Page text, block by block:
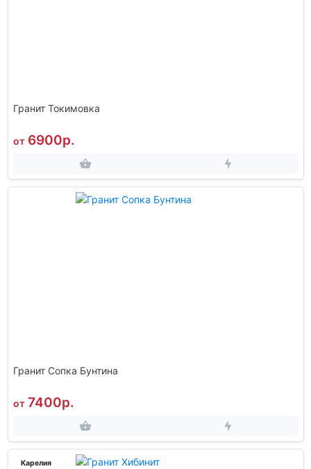
Гранит Токимовка
от 6900р.
Гранит Сопка Бунтина
от 7400р.
Карелия